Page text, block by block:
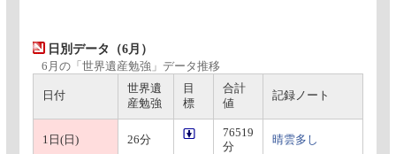
日別データ（6月）
6月の「世界遺産勉強」データ推移
日付
世界遺
産勉強
目
標
合計
値
記録ノート
1日(日) 26分
76519
分
晴雲多し